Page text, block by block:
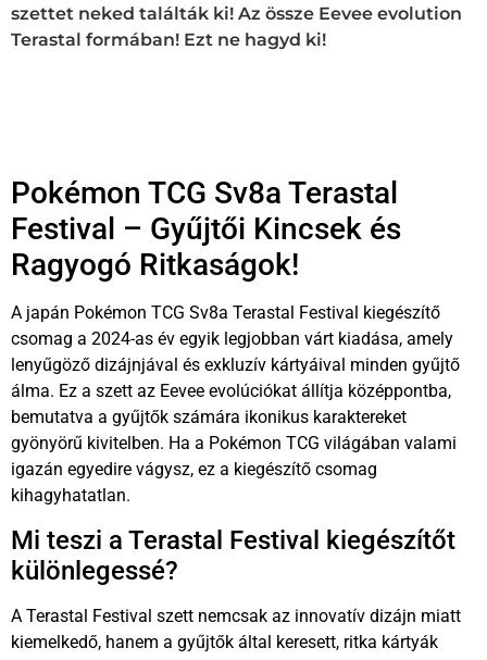
szettet neked találták ki! Az össze Eevee evolution
Terastal formában! Ezt ne hagyd ki!
Pokémon TCG Sv8a Terastal
Festival – Gyűjtői Kincsek és
Ragyogó Ritkaságok!
A japán Pokémon TCG Sv8a Terastal Festival kiegészítő
csomag a 2024-as év egyik legjobban várt kiadása, amely
lenyűgöző dizájnjával és exkluzív kártyáival minden gyűjtő
álma. Ez a szett az Eevee evolúciókat állítja középpontba,
bemutatva a gyűjtők számára ikonikus karaktereket
gyönyörű kivitelben. Ha a Pokémon TCG világában valami
igazán egyedire vágysz, ez a kiegészítő csomag
kihagyhatatlan.
Mi teszi a Terastal Festival kiegészítőt
különlegessé?
A Terastal Festival szett nemcsak az innovatív dizájn miatt
kiemelkedő, hanem a gyűjtők által keresett, ritka kártyák